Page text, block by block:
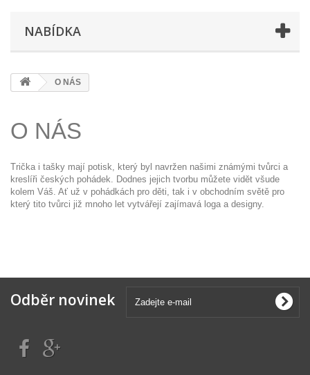
NABÍDKA
O NÁS
O NÁS
Trička i tašky mají potisk, který byl navržen našimi známými tvůrci a
kreslíři českých pohádek. Dodnes jejich tvorbu můžete vidět všude
kolem Váš. Ať už v pohádkách pro děti, tak i v obchodním světě pro
který tito tvůrci již mnoho let vytvářejí zajímavá loga a designy.
Odběr novinek